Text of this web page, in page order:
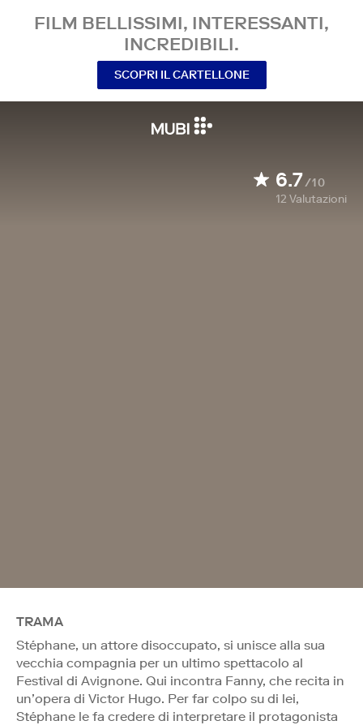
FILM BELLISSIMI, INTERESSANTI,
INCREDIBILI.
SCOPRI IL CARTELLONE
6.7/10
12 Valutazioni
TRAMA
Stéphane, un attore disoccupato, si unisce alla sua
vecchia compagnia per un ultimo spettacolo al
Festival di Avignone. Qui incontra Fanny, che recita in
un’opera di Victor Hugo. Per far colpo su di lei,
Stéphane le fa credere di interpretare il protagonista